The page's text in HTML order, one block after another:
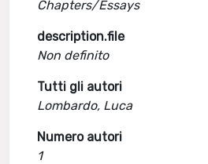
Chapters/Essays
description.file
Non definito
Tutti gli autori
Lombardo, Luca
Numero autori
1